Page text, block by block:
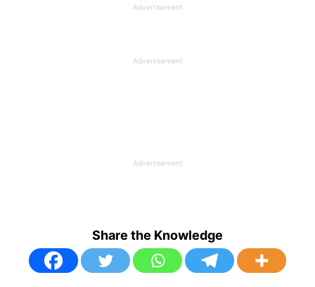
Advertisement
Advertisement
Advertisement
Share the Knowledge